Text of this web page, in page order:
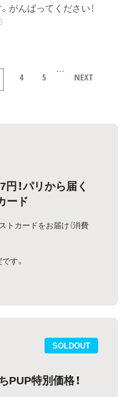
がんばってください！
4 5 … NEXT
！パリから届く
ード
トカードをお届け（消費
す。
SOLDOUT
PUP特別価格！